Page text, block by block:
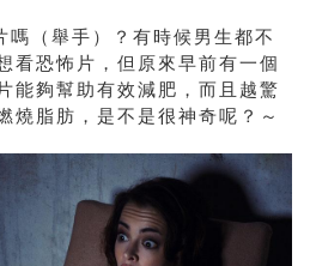
（舉手）？有時候男生都不
看恐怖片，但原來早前有一個
能夠幫助有效減肥，而且越驚
燒脂肪，是不是很神奇呢？～